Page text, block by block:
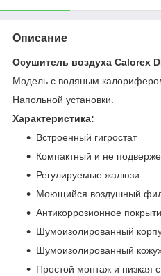
Описание
Осушитель воздуха Calorex
Модель с водяным
Напольной установки.
Характеристика:
Встроенный гигростат
Компактный и не
Регулируемые жалюзи
Моющийся воздушный
Антикоррозионное
Шумоизолированный
Шумоизолированный
Простой монтаж и низкая